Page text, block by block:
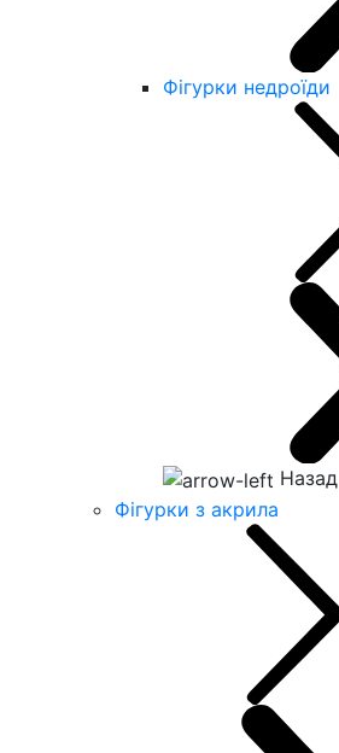
Фігурки недроїди
Назад
Фігурки з акрила